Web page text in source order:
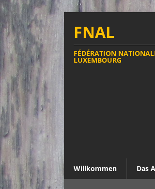
FNAL
FÉDÉRATION
LUXEMBOURG
Willkommen Das